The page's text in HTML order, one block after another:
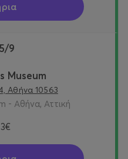
9
Museum
Αθήνα 10563
- Αθήνα, Αττική
3€